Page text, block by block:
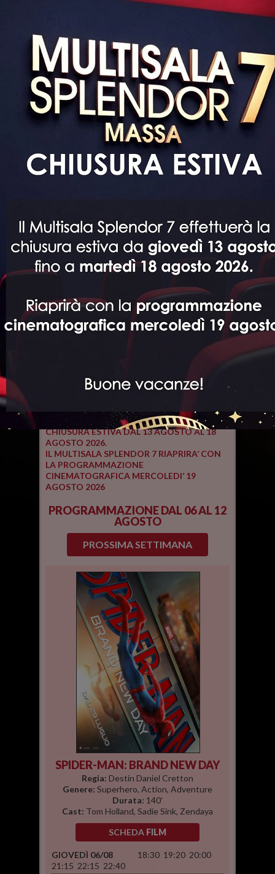
ACQUISTA IN POCHI CLICK!
MULTISALA SPLENDOR 7
VIA DORSALE, 11
MASSA
all'indirizzo e-mail
secisplendor7@albavola.it
il biglietto.
Clicca sul bottone Scheda film per visualizzare la
scheda film.
Si avvisa la gentile clientela che una volta
effettuato l'acquisto dei titoli di ingresso
e dell'orario degli stessi.
La direzione del Multisala Splendor 7
SI INFORMA LA GENTILE CLIENTELA CHE IL
MULTISALA SPLENDOR 7 EFFETTUERA’ LA
CHIUSURA ESTIVA DAL 13 AGOSTO AL 18
AGOSTO 2026.
IL MULTISALA SPLENDOR 7 RIAPRIRA’ CON
LA PROGRAMMAZIONE
CINEMATOGRAFICA MERCOLEDI’ 19
AGOSTO 2026
PROGRAMMAZIONE DAL 06 AL 12
AGOSTO
PROSSIMA SETTIMANA
SPIDER-MAN: BRAND NEW DAY
Regia: Destin Daniel Cretton
Genere: Superhero, Action, Adventure
Durata: 140'
Cast: Tom Holland, Sadie Sink, Zendaya
SCHEDA FILM
GIOVEDÌ 06/08 18:30 19:20 20:00
21:15 22:15 22:40